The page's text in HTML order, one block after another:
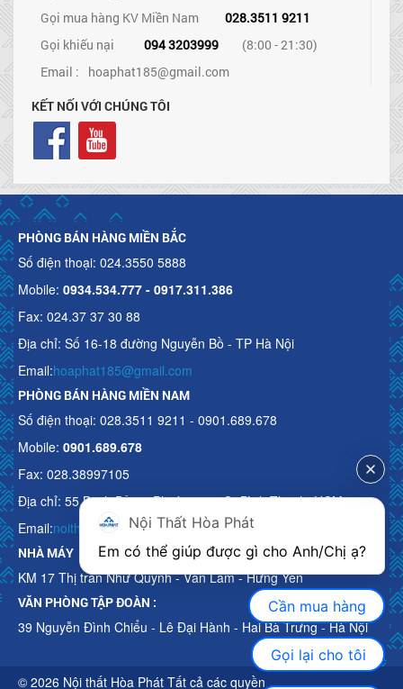
Gọi mua hàng KV Miền Nam
028.3511 9211
Gọi khiếu nại
094 3203999
(8:00 - 21:30)
Email : hoaphat185@gmail.com
KẾT NỐI VỚI CHÚNG TÔI
PHÒNG BÁN HÀNG MIỀN BẮC
Số điện thoại: 024.3550 5888
Mobile: 0934.534.777 - 0917.311.386
Fax: 024.37 37 30 88
Địa chỉ: Số 16-18 đường Nguyễn Bồ - TP Hà Nội
Email:hoaphat185@gmail.com
PHÒNG BÁN HÀNG MIỀN NAM
Số điện thoại: 028.3511 9211 - 0901.689.678
Mobile: 0901.689.678
Fax: 028.38997105
Địa chỉ: 55 Bạch Đằng, Phường 15, Q. Bình Thạnh, HCM
Email:noithathoaphattot@gmail.com
NHÀ MÁY
KM 17 Thị trấn Như Quỳnh - Văn Lâm - Hưng Yên
VĂN PHÒNG TẬP ĐOÀN :
39 Nguyễn Đình Chiểu - Lê Đại Hành - Hai Bà Trưng - Hà Nội
© 2026 Nội thất Hòa Phát Tất cả các quyền
Nội Thất Hòa Phát
Cần mua hàng
Gọi lại cho tôi